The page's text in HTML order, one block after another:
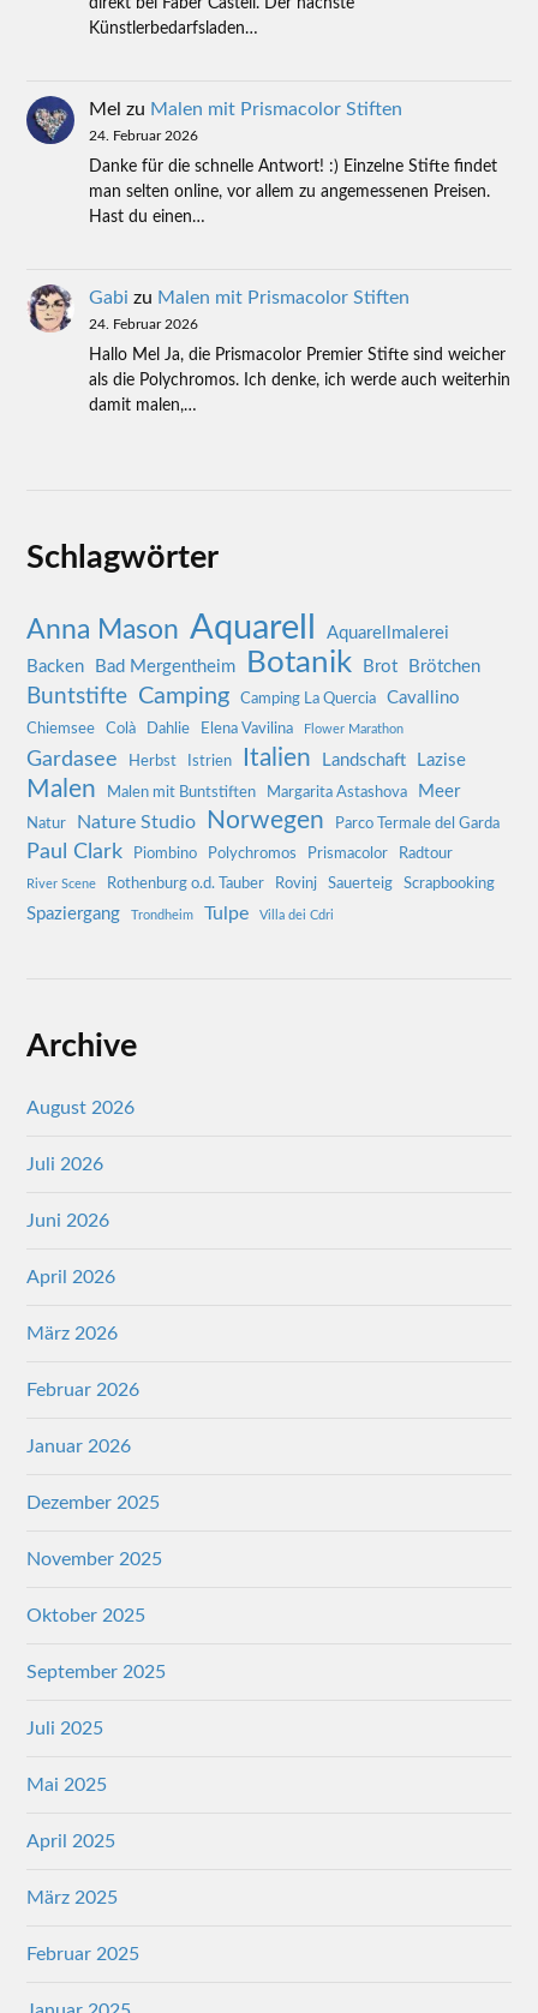
direkt bei Faber Castell. Der nächste
Künstlerbedarfsladen…
Mel zu Malen mit Prismacolor Stiften
24. Februar 2026
Danke für die schnelle Antwort! :) Einzelne Stifte findet
man selten online, vor allem zu angemessenen Preisen.
Hast du einen…
Gabi zu Malen mit Prismacolor Stiften
24. Februar 2026
Hallo Mel Ja, die Prismacolor Premier Stifte sind weicher
als die Polychromos. Ich denke, ich werde auch weiterhin
damit malen,…
Schlagwörter
Anna Mason Aquarell
Aquarellmalerei
Backen
Bad Mergentheim Botanik Brot Brötchen
Buntstifte Camping Camping La Quercia Cavallino
Chiemsee Colà Dahlie Elena Vavilina Flower Marathon
Gardasee Herbst Istrien Italien Landschaft Lazise
Malen Malen mit Buntstiften Margarita Astashova Meer
Natur Nature Studio Norwegen Parco Termale del Garda
Paul Clark Piombino Polychromos Prismacolor Radtour
River Scene Rothenburg o.d. Tauber Rovinj Sauerteig Scrapbooking
Spaziergang Trondheim Tulpe Villa dei Cdri
Archive
August 2026
Juli 2026
Juni 2026
April 2026
März 2026
Februar 2026
Januar 2026
Dezember 2025
November 2025
Oktober 2025
September 2025
Juli 2025
Mai 2025
April 2025
März 2025
Februar 2025